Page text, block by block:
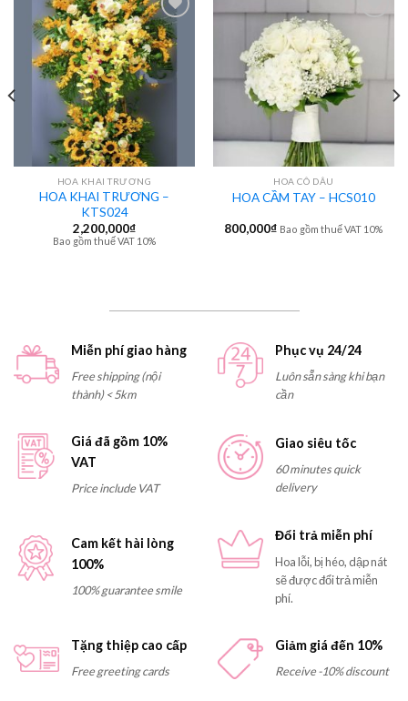
HOA KHAI TRƯƠNG
HOA KHAI TRƯƠNG –
KTS024
2,200,000₫
Bao gồm thuế VAT 10%
HOA CÔ DÂU
HOA CẦM TAY – HCS010
800,000₫ Bao gồm thuế VAT 10%
Miễn phí giao hàng
Free shipping (nội
thành) < 5km
Phục vụ 24/24
Luôn sẵn sàng khi bạn
cần
Giá đã gồm 10%
VAT
Price include VAT
Giao siêu tốc
60 minutes quick
delivery
Cam kết hài lòng
100%
100% guarantee smile
Đổi trả miễn phí
Hoa lỗi, bị héo, dập nát
sẽ được đổi trả miễn
phí.
Tặng thiệp cao cấp
Free greeting cards
Giảm giá đến 10%
Receive -10% discount